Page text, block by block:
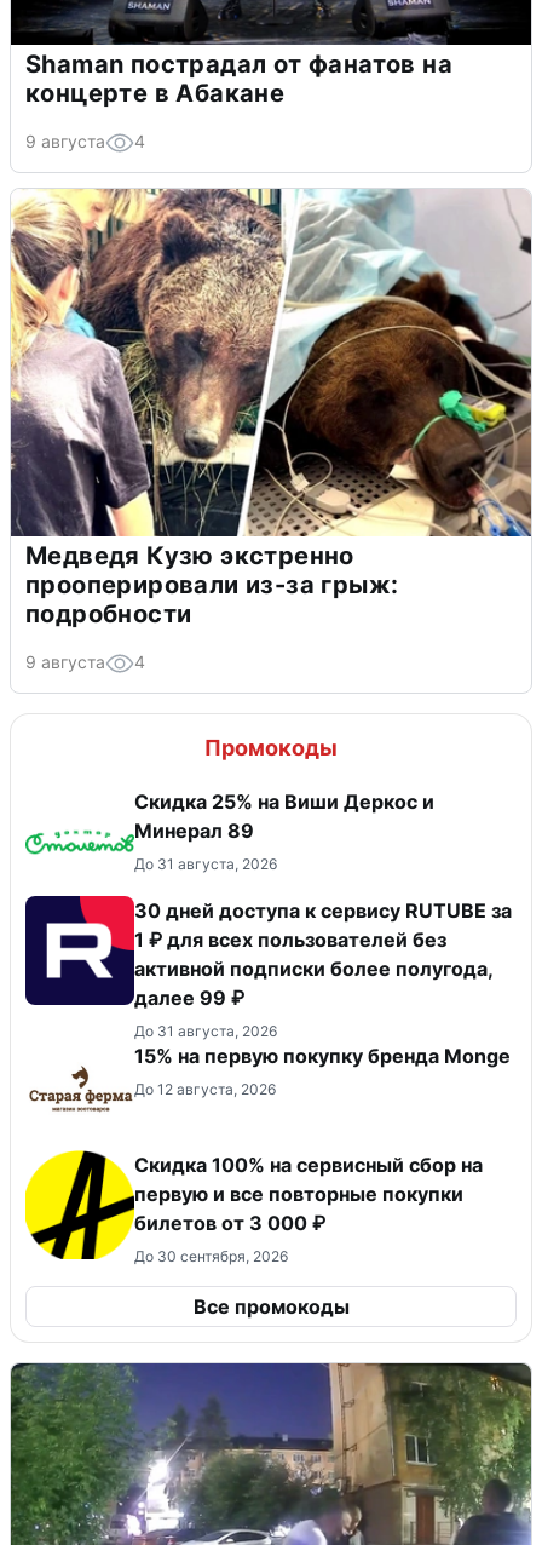
Shaman пострадал от фанатов на
концерте в Абакане
9 августа 4
Медведя Кузю экстренно
прооперировали из-за грыж:
подробности
9 августа 4
Промокоды
Скидка 25% на Виши Деркос и
Минерал 89
До 31 августа, 2026
30 дней доступа к сервису RUTUBE за
1 ₽ для всех пользователей без
активной подписки более полугода,
далее 99 ₽
До 31 августа, 2026
15% на первую покупку бренда Monge
До 12 августа, 2026
Скидка 100% на сервисный сбор на
первую и все повторные покупки
билетов от 3 000 ₽
До 30 сентября, 2026
Все промокоды